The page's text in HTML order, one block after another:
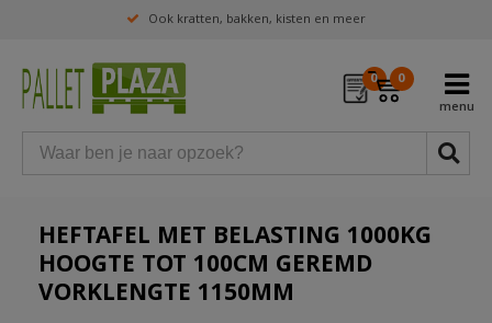
Ook kratten, bakken, kisten en meer
0 0
HEFTAFEL MET BELASTING 1000KG
HOOGTE TOT 100CM GEREMD
VORKLENGTE 1150MM